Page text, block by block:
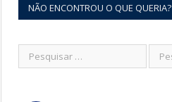
NÃO ENCONTROU O QUE QUERIA?